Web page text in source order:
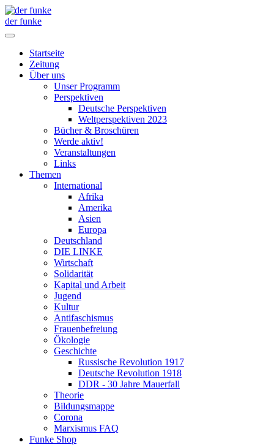
der funke
Startseite
Zeitung
Über uns
Unser Programm
Perspektiven
Deutsche Perspektiven
Weltperspektiven 2023
Bücher & Broschüren
Werde aktiv!
Veranstaltungen
Links
Themen
International
Afrika
Amerika
Asien
Europa
Deutschland
DIE LINKE
Wirtschaft
Solidarität
Kapital und Arbeit
Jugend
Kultur
Antifaschismus
Frauenbefreiung
Ökologie
Geschichte
Russische Revolution 1917
Deutsche Revolution 1918
DDR - 30 Jahre Mauerfall
Theorie
Bildungsmappe
Corona
Marxismus FAQ
Funke Shop